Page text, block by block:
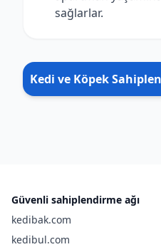
sağlarlar.
Kedi ve Köpek
Güvenli sahiplendirme ağı
kedibak.com
kedibul.com